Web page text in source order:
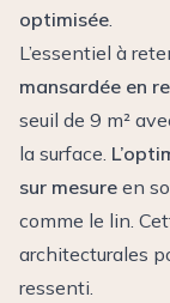
optimisée.
L’essentiel à
mansardée en
seuil de 9 m²
la surface.
sur mesure en
comme le lin.
architecturales
ressenti.